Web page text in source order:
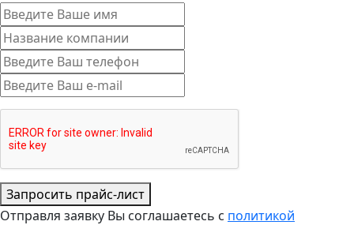
Запросить прайс-лист
Отправля заявку Вы соглашаетесь с политикой